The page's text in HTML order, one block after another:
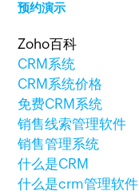
预约演示
Zoho百科
CRM系统
CRM系统价格
免费CRM系统
销售线索管理软件
销售管理系统
什么是CRM
什么是crm管理软件